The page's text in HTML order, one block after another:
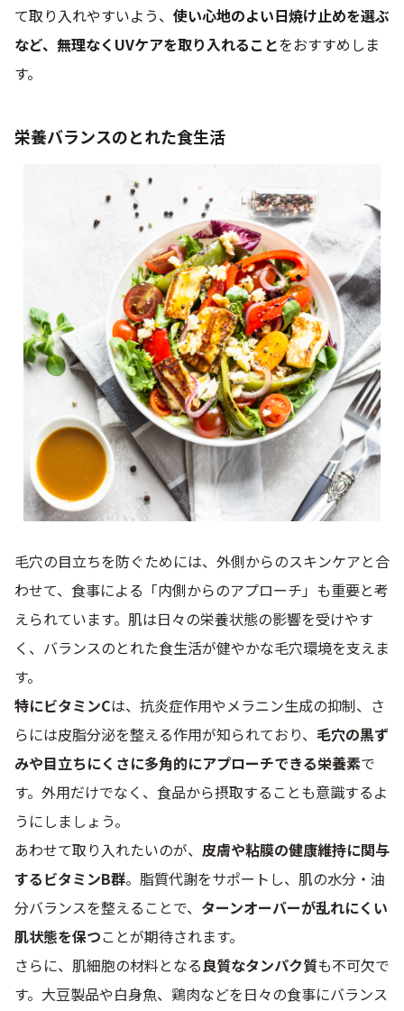
て取り入れやすいよう、 使い心地のよい日焼け止めを選ぶ
など、無理なくUVケアを取り入れることをおすすめしま
す。
栄養バランスのとれた食生活
毛穴の目立ちを防ぐためには、外側からのスキンケアと合
わせて、食事による「内側からのアプローチ」も重要と考
えられています。肌は日々の栄養状態の影響を受けやす
く、バランスのとれた食生活が健やかな毛穴環境を支えま
す。
特にビタミンCは、抗炎症作用やメラニン生成の抑制、さ
らには皮脂分泌を整える作用が知られており、 毛穴の黒ず
みや目立ちにくさに多角的にアプローチできる栄養素で
す。外用だけでなく、食品から摂取することも意識するよ
うにしましょう。
あわせて取り入れたいのが、 皮膚や粘膜の健康維持に関与
するビタミンB群。脂質代謝をサポートし、肌の水分・油
分バランスを整えることで、 ターンオーバーが乱れにくい
肌状態を保つことが期待されます。
さらに、肌細胞の材料となる良質なタンパク質も不可欠で
す。大豆製品や白身魚、鶏肉などを日々の食事にバランス